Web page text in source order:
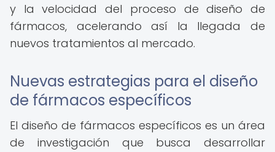
y la velocidad del proceso de diseño de
fármacos, acelerando así la llegada de
nuevos tratamientos al mercado.
Nuevas estrategias para el diseño
de fármacos específicos
El diseño de fármacos específicos es un área
de investigación que busca desarrollar